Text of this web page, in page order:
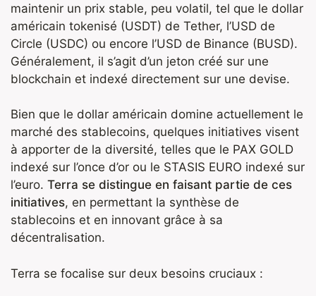
maintenir un prix stable, peu volatil, tel que le dollar
américain tokenisé (USDT) de Tether, l’USD de
Circle (USDC) ou encore l’USD de Binance (BUSD).
Généralement, il s’agit d’un jeton créé sur une
blockchain et indexé directement sur une devise.
Bien que le dollar américain domine actuellement le
marché des stablecoins, quelques initiatives visent
à apporter de la diversité, telles que le PAX GOLD
indexé sur l’once d’or ou le STASIS EURO indexé sur
l’euro. Terra se distingue en faisant partie de ces
initiatives, en permettant la synthèse de
stablecoins et en innovant grâce à sa
décentralisation.
Terra se focalise sur deux besoins cruciaux :